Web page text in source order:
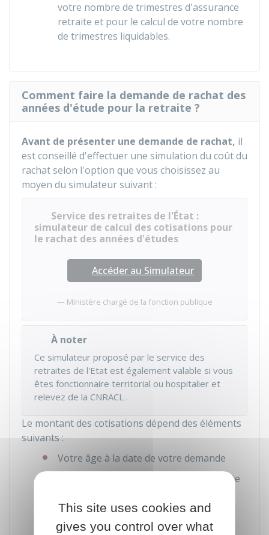
votre nombre de trimestres d'assurance
retraite et pour le calcul de votre nombre
de trimestres liquidables.
Comment faire la demande de rachat des
années d'étude pour la retraite ?
Avant de présenter une demande de rachat, il
est conseillé d'effectuer une simulation du coût du
rachat selon l'option que vous choisissez au
moyen du simulateur suivant :
Service des retraites de l'État :
simulateur de calcul des cotisations pour
le rachat des années d'études
Accéder au Simulateur
Ministère chargé de la fonction publique
À noter
Ce simulateur proposé par le service des
retraites de l'Etat est également valable si vous
êtes fonctionnaire territorial ou hospitalier et
relevez de la CNRACL .
Le montant des cotisations dépend des éléments
suivants :
Votre âge à la date de votre demande
à la date
L'option de rachat choisie.
This site uses cookies and
gives you control over what